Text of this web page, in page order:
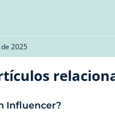
2025
Influencer?